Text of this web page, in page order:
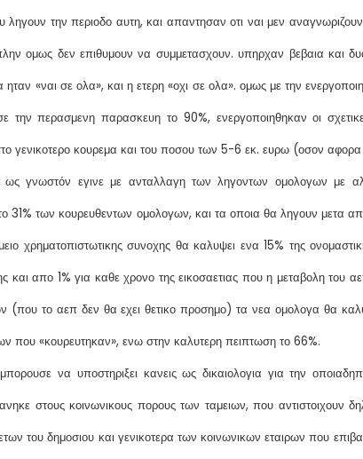
ληγουν την περιοδο αυτη, και απαντησαν οτι ναι μεν
ομως δεν επιθυμουν να συμμετασχουν. υπηρχαν βεβαια και
ηταν «ναι σε ολα», και η ετερη «οχι σε ολα». ομως με την
την περασμενη παρασκευη το 90%, ενεργοποιηθηκαν οι
γενικοτερο κουρεμα και του ποσου των 5-6 εκ. ευρω (οσον
γνωστόν εγινε με ανταλλαγη των ληγοντων ομολογων με
31% των κουρευθεντων ομολογων, και τα οποια θα ληγουν μετα
χρηματοπιστωτικης συνοχης θα καλυψει ενα 15% της
και απο 1% για καθε χρονο της εικοσαετιας που η μεταβολη του
(που το αεπ δεν θα εχει θετικο προσημο) τα νεα ομολογα θα
που «κουρευτηκαν», ενω στην καλυτερη πειπτωση το 66%.
να υποστηριξει κανεις ως δικαιολογια για την
στους κοινωνικους πορους των ταμειων, που αντιστοιχουν
του δημοσιου και γενικοτερα των κοινωνικων εταιρων που